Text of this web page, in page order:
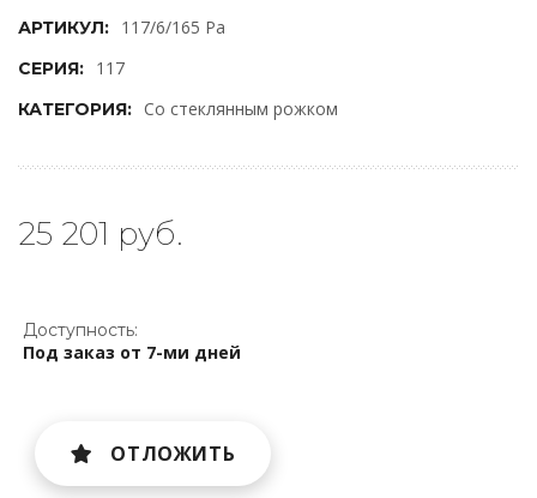
АРТИКУЛ: 117/6/165 Pa
СЕРИЯ: 117
КАТЕГОРИЯ: Со стеклянным рожком
25 201 руб.
Доступность:
Под заказ от 7-ми дней
ОТЛОЖИТЬ